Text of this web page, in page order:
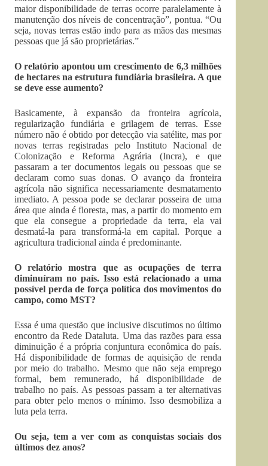
maior disponibilidade de terras ocorre paralelamente à
manutenção dos níveis de concentração”, pontua. “Ou
seja, novas terras estão indo para as mãos das mesmas
pessoas que já são proprietárias.”
O relatório apontou um crescimento de 6,3 milhões
de hectares na estrutura fundiária brasileira. A que
se deve esse aumento?
Basicamente, à expansão da fronteira agrícola,
regularização fundiária e grilagem de terras. Esse
número não é obtido por detecção via satélite, mas por
novas terras registradas pelo Instituto Nacional de
Colonização e Reforma Agrária (Incra), e que
passaram a ter documentos legais ou pessoas que se
declaram como suas donas. O avanço da fronteira
agrícola não significa necessariamente desmatamento
imediato. A pessoa pode se declarar posseira de uma
área que ainda é floresta, mas, a partir do momento em
que ela consegue a propriedade da terra, ela vai
desmatá-la para transformá-la em capital. Porque a
agricultura tradicional ainda é predominante.
O relatório mostra que as ocupações de terra
diminuíram no país. Isso está relacionado a uma
possível perda de força política dos movimentos do
campo, como MST?
Essa é uma questão que inclusive discutimos no último
encontro da Rede Dataluta. Uma das razões para essa
diminuição é a própria conjuntura econômica do país.
Há disponibilidade de formas de aquisição de renda
por meio do trabalho. Mesmo que não seja emprego
formal, bem remunerado, há disponibilidade de
trabalho no país. As pessoas passam a ter alternativas
para obter pelo menos o mínimo. Isso desmobiliza a
luta pela terra.
Ou seja, tem a ver com as conquistas sociais dos
últimos dez anos?